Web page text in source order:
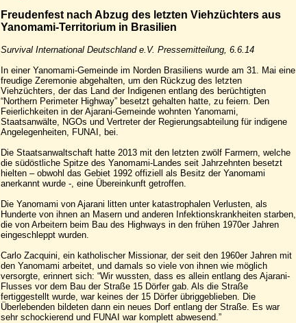
Freudenfest nach Abzug des letzten Viehzüchters aus
Yanomami-Territorium in Brasilien
Survival International Deutschland e.V. Pressemitteilung, 6.6.14
In einer Yanomami-Gemeinde im Norden Brasiliens wurde am 31. Mai eine
freudige Zeremonie abgehalten, um den Rückzug des letzten
Viehzüchters, der das Land der Indigenen entlang des berüchtigten
“Northern Perimeter Highway” besetzt gehalten hatte, zu feiern. Den
Feierlichkeiten in der Ajarani-Gemeinde wohnten Yanomami,
Staatsanwälte, NGOs und Vertreter der Regierungsabteilung für indigene
Angelegenheiten, FUNAI, bei.
Die Staatsanwaltschaft hatte 2013 mit den letzten zwölf Farmern, welche
die südöstliche Spitze des Yanomami-Landes seit Jahrzehnten besetzt
hielten – obwohl das Gebiet 1992 offiziell als Besitz der Yanomami
anerkannt wurde -, eine Übereinkunft getroffen.
Die Yanomami von Ajarani litten unter katastrophalen Verlusten, als
Hunderte von ihnen an Masern und anderen Infektionskrankheiten starben,
die von Arbeitern beim Bau des Highways in den frühen 1970er Jahren
eingeschleppt wurden.
Carlo Zacquini, ein katholischer Missionar, der seit den 1960er Jahren mit
den Yanomami arbeitet, und damals so viele von ihnen wie möglich
versorgte, erinnert sich: “Wir wussten, dass es allein entlang des Ajarani-
Flusses vor dem Bau der Straße 15 Dörfer gab. Als die Straße
fertiggestellt wurde, war keines der 15 Dörfer übriggeblieben. Die
Überlebenden bildeten dann ein neues Dorf entlang der Straße. Es war
sehr schockierend und FUNAI war komplett abwesend.”